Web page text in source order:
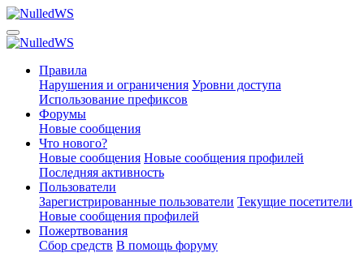
Правила
Нарушения и ограничения Уровни доступа
Использование префиксов
Форумы
Новые сообщения
Что нового?
Новые сообщения Новые сообщения профилей
Последняя активность
Пользователи
Зарегистрированные пользователи Текущие посетители
Новые сообщения профилей
Пожертвования
Сбор средств В помощь форуму